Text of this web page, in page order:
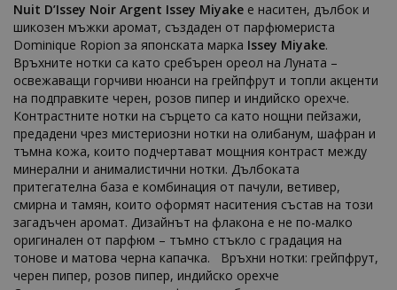
Nuit D’Issey Noir Argent Issey Miyake е наситен, дълбок и
шикозен мъжки аромат, създаден от парфюмериста
Dominique Ropion за японската марка Issey Miyake.
Връхните нотки са като сребърен ореол на Луната –
освежаващи горчиви нюанси на грейпфрут и топли акценти
на подправките черен, розов пипер и индийско орехче.
Контрастните нотки на сърцето са като нощни пейзажи,
предадени чрез мистериозни нотки на олибанум, шафран и
тъмна кожа, които подчертават мощния контраст между
минерални и анималистични нотки. Дълбоката
притегателна база е комбинация от пачули, ветивер,
смирна и тамян, които оформят наситения състав на този
загадъчен аромат. Дизайнът на флакона е не по-малко
оригинален от парфюм – тъмно стъкло с градация на
тонове и матова черна капачка. Връхни нотки: грейпфрут,
черен пипер, розов пипер, индийско орехче